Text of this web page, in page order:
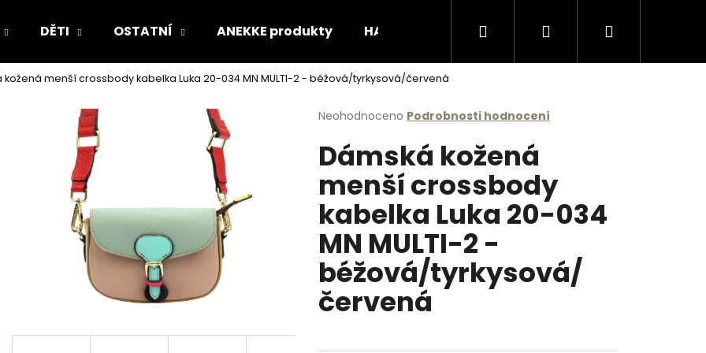
DĚTI OSTATNÍ ANEKKE produkty HANDMADE produkty Podporujeme
Hledat PřihlášeníNákupní
kožená menší crossbody kabelka Luka 20-034 MN MULTI-2 - béžová/tyrkysová/červená
Průměrné
produktu
je
5
hvězdiček.
Neohodnoceno Podrobnosti hodnocení
Dámská kožená
menší crossbody
kabelka Luka 20-034
MN MULTI-2 -
béžová/tyrkysová/
červená
Co potřebujete najít?
Doporučujeme